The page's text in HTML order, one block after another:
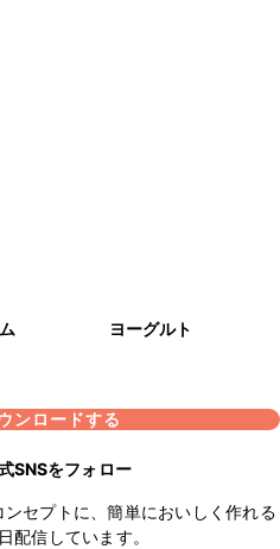
ヨーグルト
ンロードする
SNSをフォロー
ンセプトに、簡単においしく作れる
配信しています。